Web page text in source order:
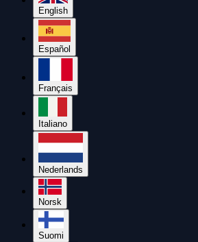
English
Español
Français
Italiano
Nederlands
Norsk
Suomi